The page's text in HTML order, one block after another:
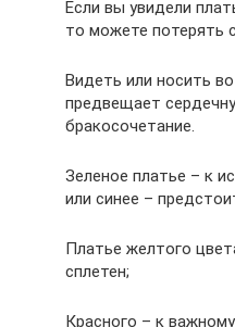
Если вы увидели
то можете потерять
Видеть или носить
предвещает
бракосочетание.
Зеленое платье – к
или синее –
Платье желтого
сплетен;
Красного – к